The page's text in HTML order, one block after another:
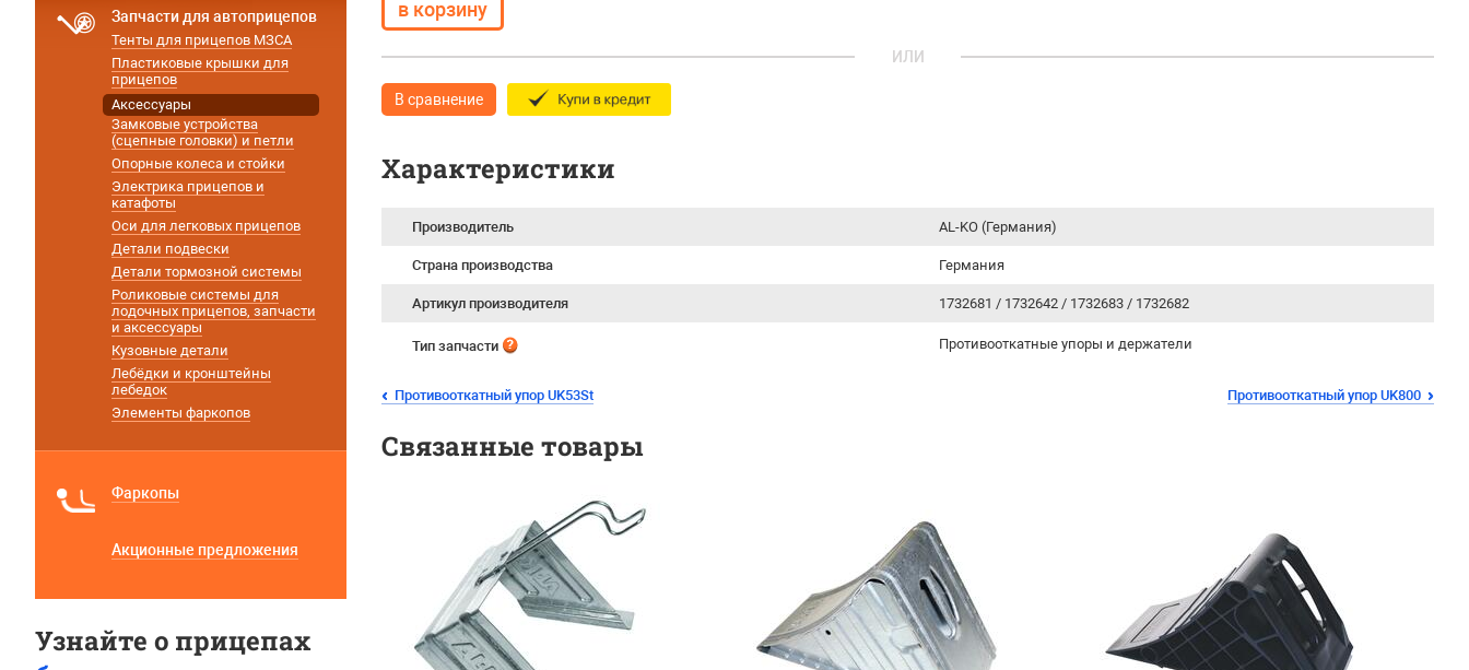
ИЛИ
В сравнение
Характеристики
Производитель AL-KO (Германия)
Страна производства Германия
Артикул производителя 1732681 / 1732642 / 1732683 / 1732682
Тип запчасти Противооткатные упоры и держатели
Противооткатный упор UK53St Противооткатный упор UK800
Связанные товары
Запчасти для автоприцепов
Тенты для прицепов МЗСА
Пластиковые крышки для
прицепов
Аксессуары
Замковые устройства
(сцепные головки) и петли
Опорные колеса и стойки
Электрика прицепов и
катафоты
Оси для легковых прицепов
Детали подвески
Детали тормозной системы
Роликовые системы для
лодочных прицепов, запчасти
и аксессуары
Кузовные детали
Лебёдки и кронштейны
лебедок
Элементы фаркопов
Фаркопы
Акционные предложения
Узнайте о прицепах